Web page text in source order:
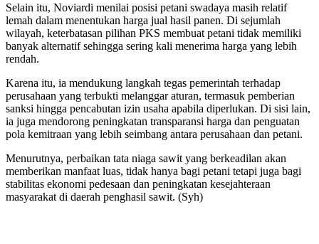
Selain itu, Noviardi menilai posisi petani swadaya masih relatif
lemah dalam menentukan harga jual hasil panen. Di sejumlah
wilayah, keterbatasan pilihan PKS membuat petani tidak memiliki
banyak alternatif sehingga sering kali menerima harga yang lebih
rendah.
Karena itu, ia mendukung langkah tegas pemerintah terhadap
perusahaan yang terbukti melanggar aturan, termasuk pemberian
sanksi hingga pencabutan izin usaha apabila diperlukan. Di sisi lain,
ia juga mendorong peningkatan transparansi harga dan penguatan
pola kemitraan yang lebih seimbang antara perusahaan dan petani.
Menurutnya, perbaikan tata niaga sawit yang berkeadilan akan
memberikan manfaat luas, tidak hanya bagi petani tetapi juga bagi
stabilitas ekonomi pedesaan dan peningkatan kesejahteraan
masyarakat di daerah penghasil sawit. (Syh)